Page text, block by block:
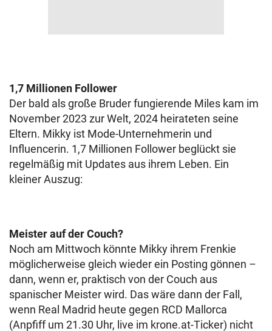
1,7 Millionen Follower
Der bald als große Bruder fungierende Miles kam im
November 2023 zur Welt, 2024 heirateten seine
Eltern. Mikky ist Mode-Unternehmerin und
Influencerin. 1,7 Millionen Follower beglückt sie
regelmäßig mit Updates aus ihrem Leben. Ein
kleiner Auszug:
Meister auf der Couch?
Noch am Mittwoch könnte Mikky ihrem Frenkie
möglicherweise gleich wieder ein Posting gönnen –
dann, wenn er, praktisch von der Couch aus
spanischer Meister wird. Das wäre dann der Fall,
wenn Real Madrid heute gegen RCD Mallorca
(Anpfiff um 21.30 Uhr, live im krone.at-Ticker) nicht